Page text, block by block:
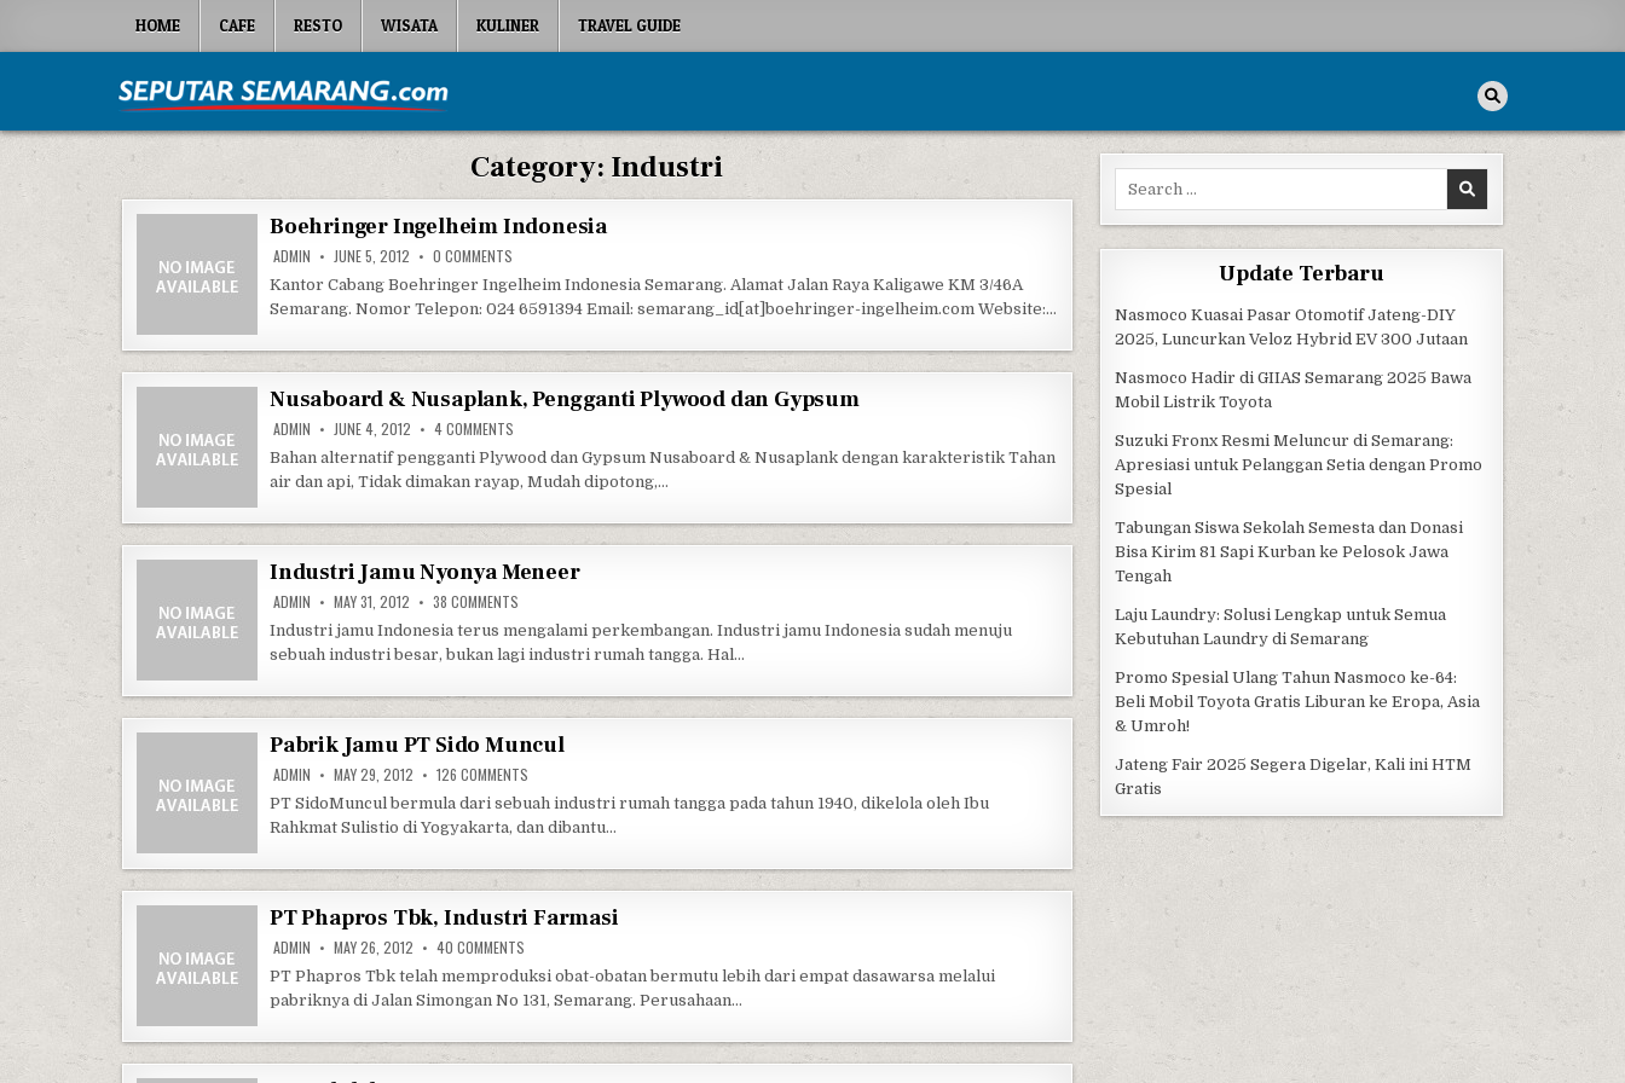
HOME CAFE RESTO WISATA KULINER TRAVEL GUIDE
Seputar Semarang
Category: Industri
Boehringer Ingelheim Indonesia
ADMIN JUNE 5, 2012 0 COMMENTS
Kantor Cabang Boehringer Ingelheim Indonesia Semarang. Alamat Jalan Raya Kaligawe KM 3/46A
Semarang. Nomor Telepon: 024 6591394 Email: semarang_id[at]boehringer-ingelheim.com Website:…
Nusaboard & Nusaplank, Pengganti Plywood dan Gypsum
ADMIN JUNE 4, 2012 4 COMMENTS
Bahan alternatif pengganti Plywood dan Gypsum Nusaboard & Nusaplank dengan karakteristik Tahan
air dan api, Tidak dimakan rayap, Mudah dipotong,…
Industri Jamu Nyonya Meneer
ADMIN MAY 31, 2012 38 COMMENTS
Industri jamu Indonesia terus mengalami perkembangan. Industri jamu Indonesia sudah menuju
sebuah industri besar, bukan lagi industri rumah tangga. Hal…
Pabrik Jamu PT Sido Muncul
ADMIN MAY 29, 2012 126 COMMENTS
PT SidoMuncul bermula dari sebuah industri rumah tangga pada tahun 1940, dikelola oleh Ibu
Rahkmat Sulistio di Yogyakarta, dan dibantu…
PT Phapros Tbk, Industri Farmasi
ADMIN MAY 26, 2012 40 COMMENTS
PT Phapros Tbk telah memproduksi obat-obatan bermutu lebih dari empat dasawarsa melalui
pabriknya di Jalan Simongan No 131, Semarang. Perusahaan…
Search for:
Update Terbaru
Nasmoco Kuasai Pasar Otomotif Jateng-DIY
2025, Luncurkan Veloz Hybrid EV 300 Jutaan
Nasmoco Hadir di GIIAS Semarang 2025 Bawa
Mobil Listrik Toyota
Suzuki Fronx Resmi Meluncur di Semarang:
Apresiasi untuk Pelanggan Setia dengan Promo
Spesial
Tabungan Siswa Sekolah Semesta dan Donasi
Bisa Kirim 81 Sapi Kurban ke Pelosok Jawa
Tengah
Laju Laundry: Solusi Lengkap untuk Semua
Kebutuhan Laundry di Semarang
Promo Spesial Ulang Tahun Nasmoco ke-64:
Beli Mobil Toyota Gratis Liburan ke Eropa, Asia
& Umroh!
Jateng Fair 2025 Segera Digelar, Kali ini HTM
Gratis